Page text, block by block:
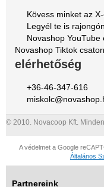
Kövess minket az
Legyél te is
Novashop YouTube
Novashop Tiktok
elérhetőség
+36-46-347-616
© 2010. Novacoop Kft.
A védelmet a Google
Általános
Partnereink